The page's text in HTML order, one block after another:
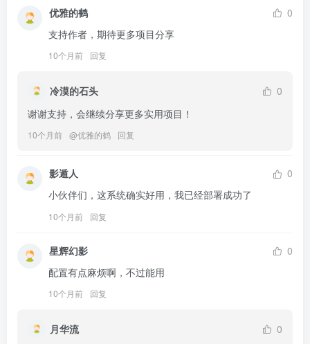
优雅的鹤
0
支持作者，期待更多项目分享
10个月前 回复
冷漠的石头
0
谢谢支持，会继续分享更多实用项目！
10个月前 @优雅的鹤 回复
影遁人
0
小伙伴们，这系统确实好用，我已经部署成功了
10个月前 回复
星辉幻影
0
配置有点麻烦啊，不过能用
10个月前 回复
月华流
0